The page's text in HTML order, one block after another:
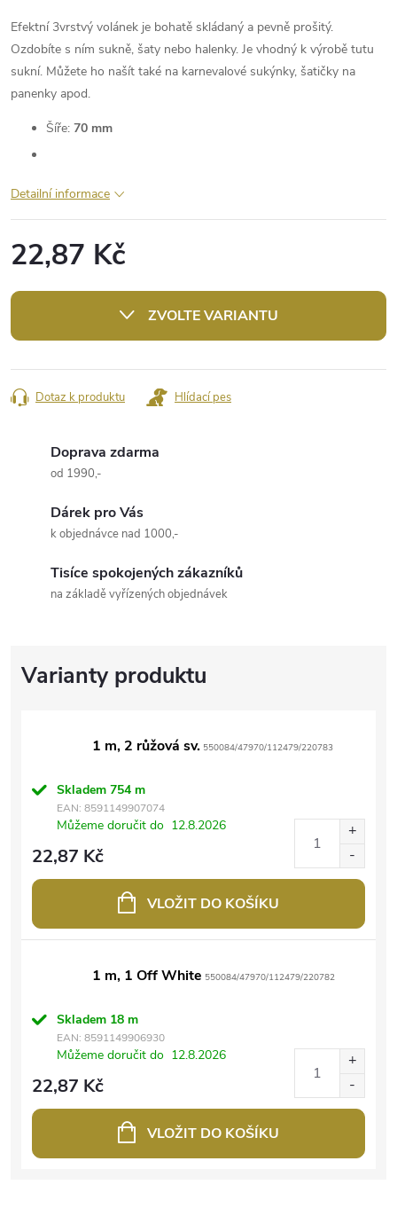
Efektní 3vrstvý volánek je bohatě skládaný a pevně prošitý.
Ozdobíte s ním sukně, šaty nebo halenky. Je vhodný k výrobě tutu
sukní. Můžete ho našít také na karnevalové sukýnky, šatičky na
panenky apod.
Šíře: 70 mm
Detailní informace
22,87 Kč
cena:
ZVOLTE VARIANTU
Dotaz k produktu Hlídací pes
Doprava zdarma
od 1990,-
Dárek pro Vás
k objednávce nad 1000,-
Tisíce spokojených zákazníků
na základě vyřízených objednávek
1 m, 2 růžová sv. 550084/47970/112479/220783
Skladem 754 m
EAN: 8591149907074
Můžeme doručit do 12.8.2026
22,87 Kč
VLOŽIT DO KOŠÍKU
1 m, 1 Off White 550084/47970/112479/220782
Skladem 18 m
EAN: 8591149906930
Můžeme doručit do 12.8.2026
22,87 Kč
VLOŽIT DO KOŠÍKU